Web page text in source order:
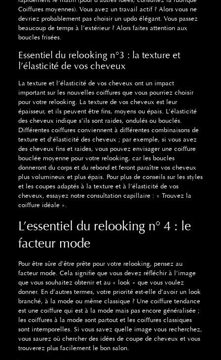
Coiffures moyennes). Vous avez un travail actif ? Alors vous ne
devriez probablement pas choisir un updo élégant. Vous passez
beaucoup de temps à l’extérieur ? Alors faites attention aux
boucles frisées.
Essentiel du relooking n°3 : la texture et
l’élasticité de vos cheveux
La texture et l’élasticité de vos cheveux ont un impact
important sur les nouvelles coiffures que vous pourriez choisir
pour votre relooking. La texture de vos cheveux est leur
épaisseur, et ils peuvent être fins, moyens ou épais. L’élasticité
des cheveux indique s’ils sont raides, ondulés ou bouclés.
Différentes coiffures conviennent à différentes combinaisons de
texture et d’élasticité des cheveux ; par exemple, si vous avez
des cheveux fins et raides, vous pouvez envisager une coiffure
bouclée moyenne pour votre relooking, car les boucles
donneront du corps et du rebond et feront paraître vos cheveux
plus volumineux et plus épais. Pour plus de conseils sur les styles
et les coupes adaptés à la texture et à l’élasticité de vos
cheveux, essayez notre consultation capillaire : « Trouvez la
coiffure idéale ».
L’essentiel du relooking n° 4 : le
facteur mode
Pour être sûre d’être prête pour votre relooking, pensez au
facteur mode. Cela signifie que vous devez réfléchir à l’image
que vous souhaitez obtenir et au « look » que vous voulez
donner. En d’autres termes, votre priorité est-elle d’avoir un look
branché, à la mode ou même classique ? Une coiffure tendance
est une coiffure qui est à la mode mais pas encore généralisée ;
les coiffures à la mode sont partout et les coiffures classiques
sont intemporelles. Si vous savez quelle image vous recherchez,
vous saurez où chercher des idées de coupe de cheveux et vous
trouverez plus facilement le bon salon.